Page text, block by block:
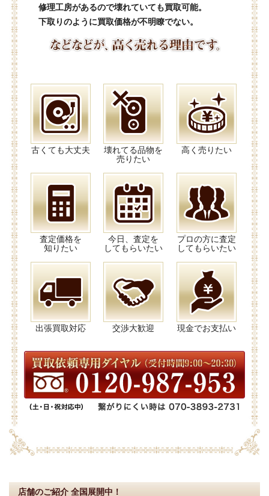
修理工房があるので壊れていても買取可能。
下取りのように買取価格が不明瞭でない。
古くても大丈夫
壊れてる品物を
売りたい
高く売りたい
査定価格を
知りたい
今日、査定を
してもらいたい
プロの方に査定
してもらいたい
出張買取対応 交渉大歓迎 現金でお支払い
店舗のご紹介 全国展開中！